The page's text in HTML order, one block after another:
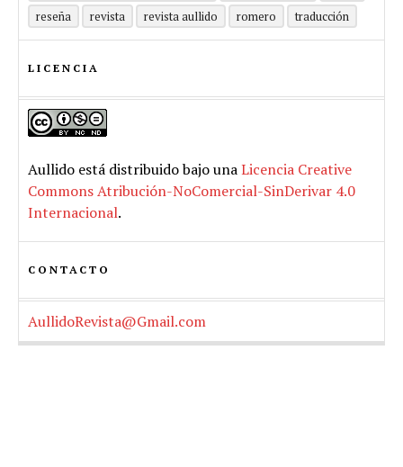
reseña
revista revista aullido romero traducción
LICENCIA
Aullido está distribuido bajo unaLicencia Creative
Commons Atribución-NoComercial-SinDerivar 4.0
Internacional.
CONTACTO
AullidoRevista@Gmail.com